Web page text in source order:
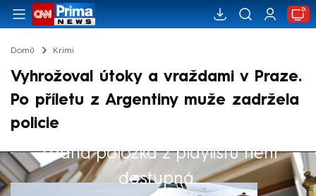
Domů Krimi
Vyhrožoval útoky a vraždami v Praze.
Po příletu z Argentiny muže zadržela
policie
Žádná položka z playlistu není
dostupná.
Výběr redakce